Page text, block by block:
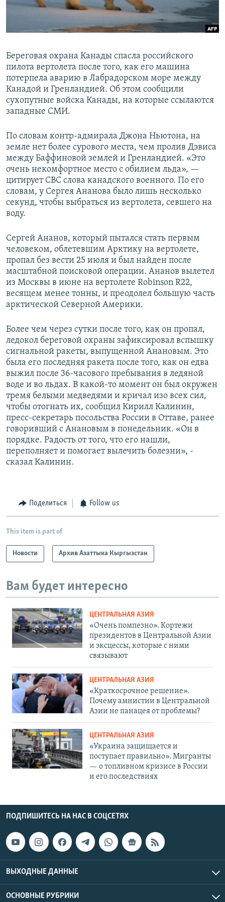
Береговая охрана Канады спасла российского
пилота вертолета после того, как его машина
потерпела аварию в Лабрадорском море между
Канадой и Гренландией. Об этом сообщили
сухопутные войска Канады, на которые ссылаются
западные СМИ.
По словам контр-адмирала Джона Ньютона, на
земле нет более сурового места, чем пролив Дэвиса
между Баффиновой землей и Гренландией. «Это
очень некомфортное место с обилием льда», —
цитирует CBC слова канадского военного. По его
словам, у Сергея Ананова было лишь несколько
секунд, чтобы выбраться из вертолета, севшего на
воду.
Сергей Ананов, который пытался стать первым
человеком, облетевшим Арктику на вертолете,
пропал без вести 25 июля и был найден после
масштабной поисковой операции. Ананов вылетел
из Москвы в июне на вертолете Robinson R22,
весящем менее тонны, и преодолел большую часть
арктической Северной Америки.
Более чем через сутки после того, как он пропал,
ледокол береговой охраны зафиксировал вспышку
сигнальной ракеты, выпущенной Анановым. Это
была его последняя ракета после того, как он едва
выжил после 36-часового пребывания в ледяной
воде и во льдах. В какой-то момент он был окружен
тремя белыми медведями и кричал изо всех сил,
чтобы отогнать их, сообщил Кирилл Калинин,
пресс-секретарь посольства России в Оттаве, ранее
говоривший с Анановым в понедельник. «Он в
порядке. Радость от того, что его нашли,
переполняет и помогает вылечить болезни», -
сказал Калинин.
Поделиться Follow us
This item is part of
Новости Архив Азаттыка Кыргызстан
Вам будет интересно
ЦЕНТРАЛЬНАЯ АЗИЯ
«Очень помпезно». Кортежи
президентов в Центральной Азии
и эксцессы, которые с ними
связывают
ЦЕНТРАЛЬНАЯ АЗИЯ
«Краткосрочное решение».
Почему амнистии в Центральной
Азии не панацея от проблемы?
ЦЕНТРАЛЬНАЯ АЗИЯ
«Украина защищается и
поступает правильно». Мигранты
— о топливном кризисе в России
и его последствиях
ПОДПИШИТЕСЬ НА НАС В СОЦСЕТЯХ
ВЫХОДНЫЕ ДАННЫЕ
ОСНОВНЫЕ РУБРИКИ